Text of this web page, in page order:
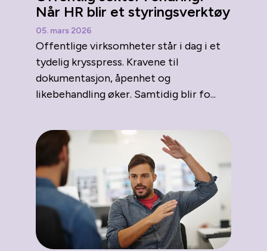
Når HR blir et styringsverktøy
05. mars 2026
Offentlige virksomheter står i dag i et
tydelig krysspress. Kravene til
dokumentasjon, åpenhet og
likebehandling øker. Samtidig blir fo...